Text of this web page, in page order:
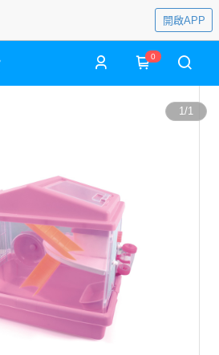
開啟APP
0
1/1